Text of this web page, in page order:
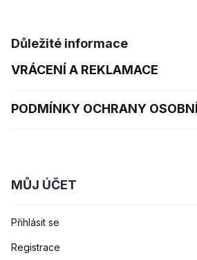
Důležité informace
VRÁCENÍ A REKLAMACE
PODMÍNKY OCHRANY
MŮJ ÚČET
Přihlásit se
Registrace